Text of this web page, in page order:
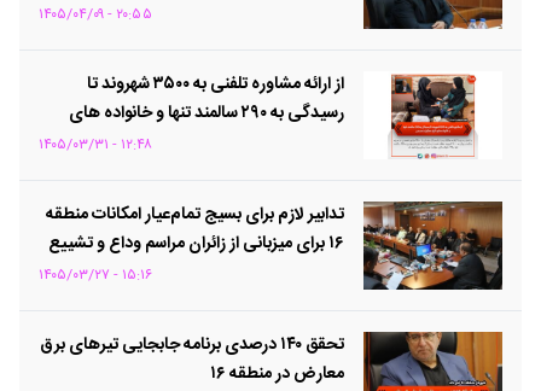
۲۰:۵۵ - ۱۴۰۵/۰۴/۰۹
از ارائه مشاوره تلفنی به ۳۵۰۰ شهروند تا
رسیدگی به ۲۹۰ سالمند تنها و خانواده های
۱۲:۴۸ - ۱۴۰۵/۰۳/۳۱
تدابیر لازم برای بسیج تمام‌عیار امکانات منطقه
۱۶ برای میزبانی از زائران مراسم وداع و تشییع
«رهبر شهید» / مراسم تشییع، تنها یک رویداد
آرمان‌های انقلاب و زنده نگه‌داشتن پرچم عزت
حسینی است
۱۵:۱۶ - ۱۴۰۵/۰۳/۲۷
تحقق ۱۴۰ درصدی برنامه جابجایی تیرهای برق
معارض در منطقه ۱۶